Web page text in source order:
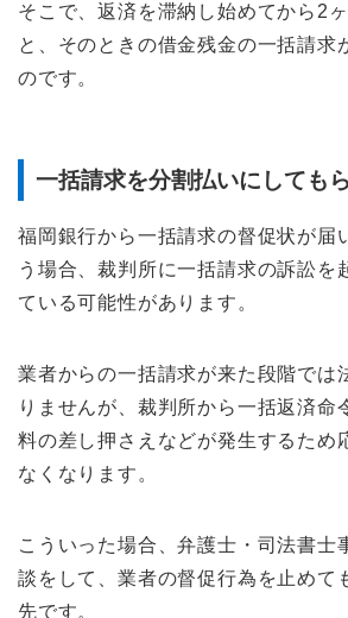
そこで、返済を滞納し始めてから2
と、そのときの借金残金の一括請求
のです。
一括請求を分割払いにしても
福岡銀行から一括請求の督促状が届
う場合、裁判所に一括請求の訴訟を
ている可能性があります。
業者からの一括請求が来た段階では
りませんが、裁判所から一括返済命
料の差し押さえなどが発生するため
なくなります。
こういった場合、弁護士・司法書士
談をして、業者の督促行為を止めて
先です。